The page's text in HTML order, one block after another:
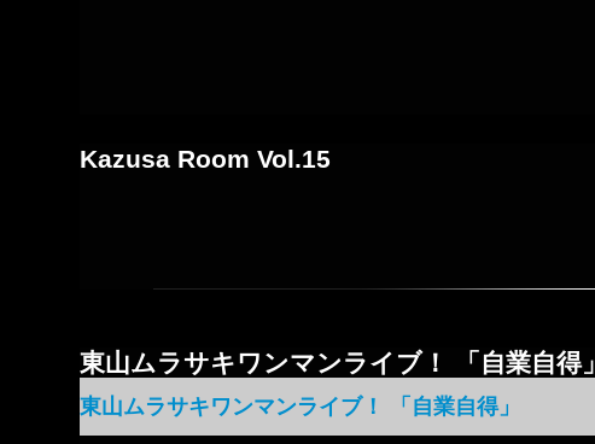
Kazusa Room Vol.15
東山ムラサキワンマンライブ！ 「自業自得」
東山ムラサキワンマンライブ！ 「自業自得」